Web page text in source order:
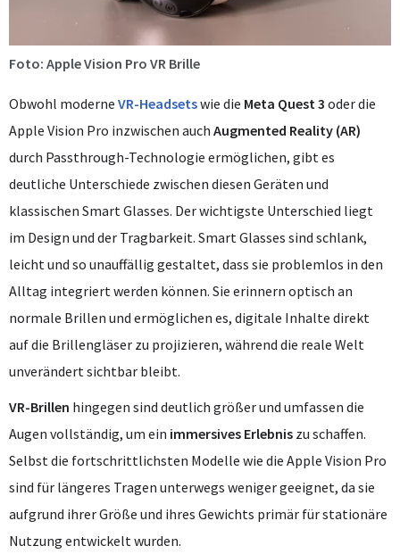
Foto: Apple Vision Pro VR Brille
Obwohl moderne VR-Headsetswie die Meta Quest 3 oder die
Apple Vision Pro inzwischen auch Augmented Reality (AR)
durch Passthrough-Technologie ermöglichen, gibt es
deutliche Unterschiede zwischen diesen Geräten und
klassischen Smart Glasses. Der wichtigste Unterschied liegt
im Design und der Tragbarkeit. Smart Glasses sind schlank,
leicht und so unauffällig gestaltet, dass sie problemlos in den
Alltag integriert werden können. Sie erinnern optisch an
normale Brillen und ermöglichen es, digitale Inhalte direkt
auf die Brillengläser zu projizieren, während die reale Welt
unverändert sichtbar bleibt.
VR-Brillen hingegen sind deutlich größer und umfassen die
Augen vollständig, um ein immersives Erlebnis zu schaffen.
Selbst die fortschrittlichsten Modelle wie die Apple Vision Pro
sind für längeres Tragen unterwegs weniger geeignet, da sie
aufgrund ihrer Größe und ihres Gewichts primär für stationäre
Nutzung entwickelt wurden.